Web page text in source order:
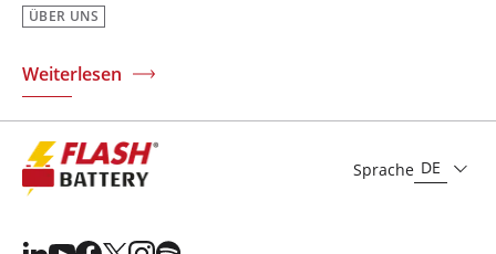
ÜBER UNS
Weiterlesen
Sprache DE